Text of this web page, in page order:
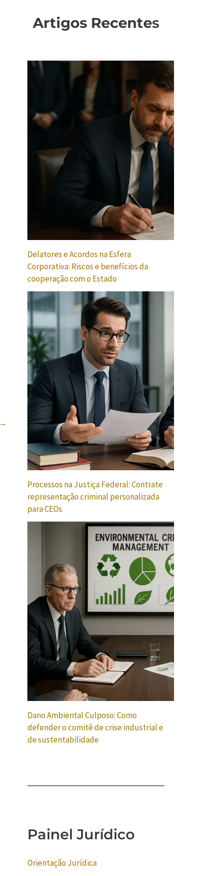
→
Artigos Recentes
Delatores e Acordos na Esfera
Corporativa: Riscos e benefícios da
cooperação com o Estado
Processos na Justiça Federal: Contrate
representação criminal personalizada
para CEOs
Dano Ambiental Culposo: Como
defender o comitê de crise industrial e
de sustentabilidade
Painel Jurídico
Orientação Jurídica